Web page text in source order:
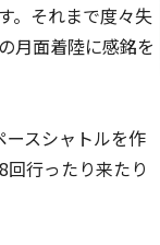
。それまで度々失
月面着陸に感銘を
ースシャトルを作
行ったり来たり